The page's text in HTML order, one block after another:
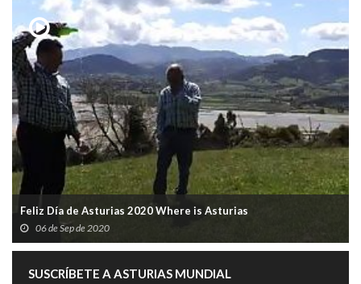
Feliz Día de Asturias 2020 Where is Asturias
06 de Sep de 2020
SUSCRÍBETE A ASTURIAS MUNDIAL